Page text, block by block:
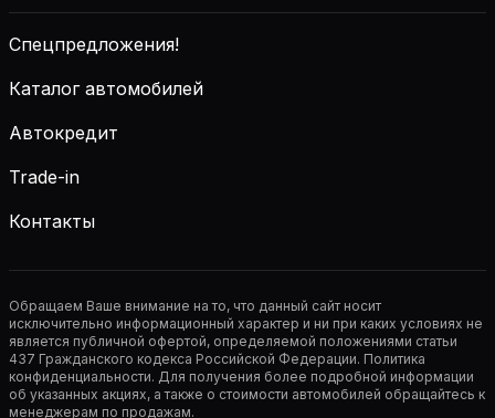
Спецпредложения!
Каталог автомобилей
Автокредит
Trade-in
Контакты
Обращаем Ваше внимание на то, что данный сайт носит
исключительно информационный характер и ни при каких условиях не
является публичной офертой, определяемой положениями статьи
437 Гражданского кодекса Российской Федерации. Политика
конфиденциальности. Для получения более подробной информации
об указанных акциях, а также о стоимости автомобилей обращайтесь к
менеджерам по продажам.